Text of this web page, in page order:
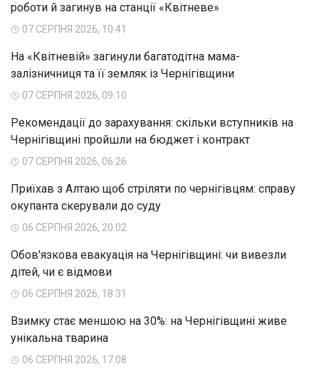
роботи й загинув на станції «Квітневе»
07 СЕРПНЯ 2026, 10:41
На «Квітневій» загинули багатодітна мама-
залізничниця та її земляк із Чернігівщини
07 СЕРПНЯ 2026, 09:10
Рекомендації до зарахування: скільки вступників на
Чернігівщині пройшли на бюджет і контракт
07 СЕРПНЯ 2026, 06:26
Приїхав з Алтаю щоб стріляти по чернігівцям: справу
окупанта скерували до суду
06 СЕРПНЯ 2026, 20:02
Обов'язкова евакуація на Чернігівщині: чи вивезли
дітей, чи є відмови
06 СЕРПНЯ 2026, 18:31
Взимку стає меншою на 30%: на Чернігівщині живе
унікальна тварина
06 СЕРПНЯ 2026, 17:08